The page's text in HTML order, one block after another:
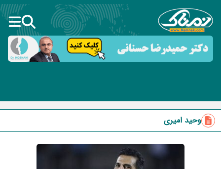
وحید امیری